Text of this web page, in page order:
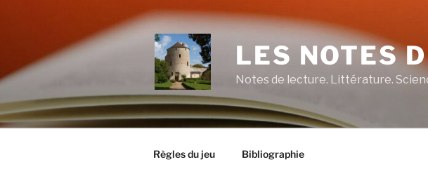
principal
LES NOTES
Notes de lecture. Littérature.
Règles du jeu Bibliographie